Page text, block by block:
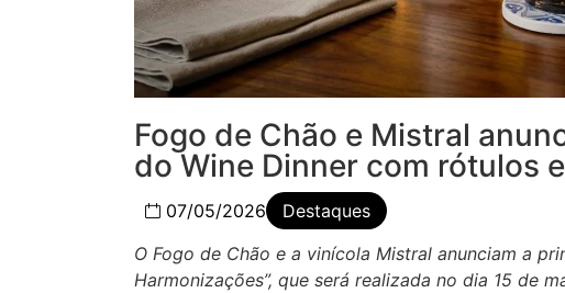
Fogo de Chão e Mistral
do Wine Dinner com rótulos
07/05/2026
Destaques
O Fogo de Chão e a vinícola Mistral anunciam a
Harmonizações”, que será realizada no dia 15 de